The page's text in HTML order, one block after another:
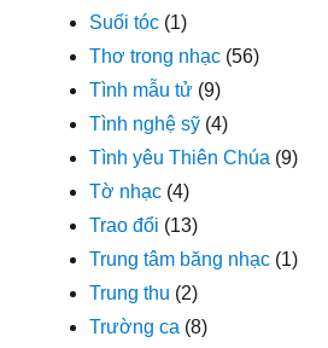
Suối tóc (1)
Thơ trong nhạc (56)
Tình mẫu tử (9)
Tình nghệ sỹ (4)
Tình yêu Thiên Chúa (9)
Tờ nhạc (4)
Trao đổi (13)
Trung tâm băng nhạc (1)
Trung thu (2)
Trường ca (8)